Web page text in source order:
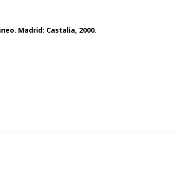
Madrid: Castalia, 2000.